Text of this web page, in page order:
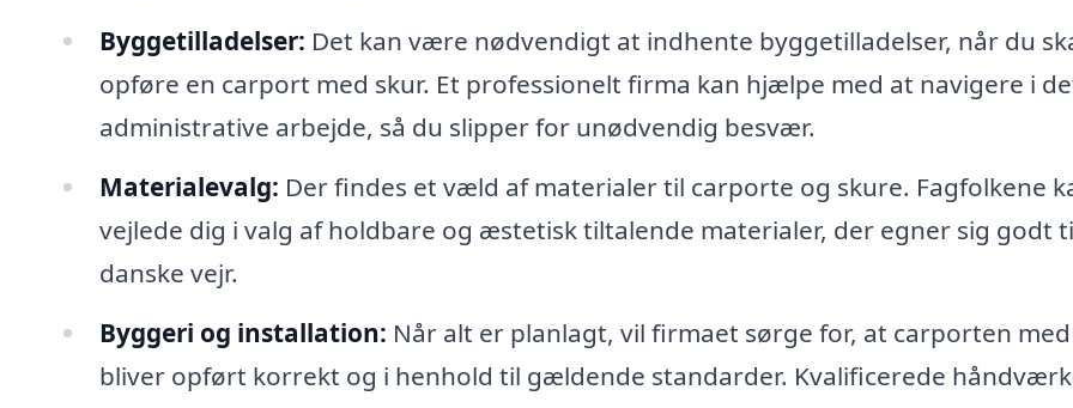
Byggetilladelser: Det kan være nødvendigt at indhente byggetilladelser, når du
opføre en carport med skur. Et professionelt firma kan hjælpe med at navigere i
administrative arbejde, så du slipper for unødvendig besvær.
Materialevalg: Der findes et væld af materialer til carporte og skure. Fagfolkene
vejlede dig i valg af holdbare og æstetisk tiltalende materialer, der egner sig godt
danske vejr.
Byggeri og installation: Når alt er planlagt, vil firmaet sørge for, at carporten
bliver opført korrekt og i henhold til gældende standarder. Kvalificerede